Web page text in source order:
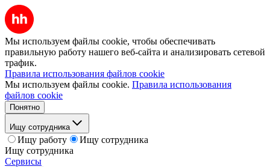
Мы используем файлы cookie, чтобы обеспечивать
правильную работу нашего веб-сайта и анализировать сетевой
трафик.
Правила использования файлов cookie
Мы используем файлы cookie. Правила использования
файлов cookie
Понятно
Ищу сотрудника
Ищу работу
Ищу сотрудника
Ищу сотрудника
Сервисы